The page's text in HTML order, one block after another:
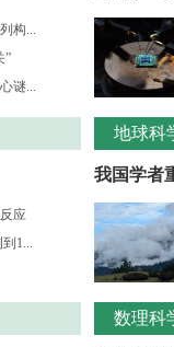
构...
”
谜...
应
1...
地球科
我国学者
数理科